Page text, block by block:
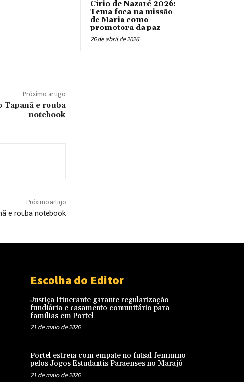
Próximo artigo
Tapanã e rouba
notebook
Próximo artigo
e rouba notebook
Círio de Nazaré 2026:
Tema foca na missão
de Maria como
promotora da paz
26 de abril de 2026
Escolha do Editor
Justiça Itinerante garante regularização
fundiária e casamento comunitário para
famílias em Portel
21 de maio de 2026
Portel estreia com empate no futsal feminino
pelos Jogos Estudantis Paraenses no Marajó
21 de maio de 2026